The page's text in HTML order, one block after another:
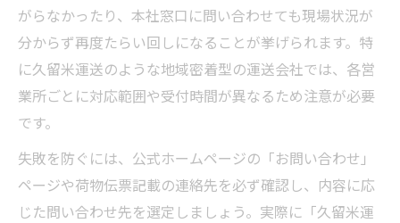
がらなかったり、本社窓口に問い合わせても現場状況が
分からず再度たらい回しになることが挙げられます。特
に久留米運送のような地域密着型の運送会社では、各営
業所ごとに対応範囲や受付時間が異なるため注意が必要
です。
失敗を防ぐには、公式ホームページの「お問い合わせ」
ページや荷物伝票記載の連絡先を必ず確認し、内容に応
じた問い合わせ先を選定しましょう。実際に「久留米運